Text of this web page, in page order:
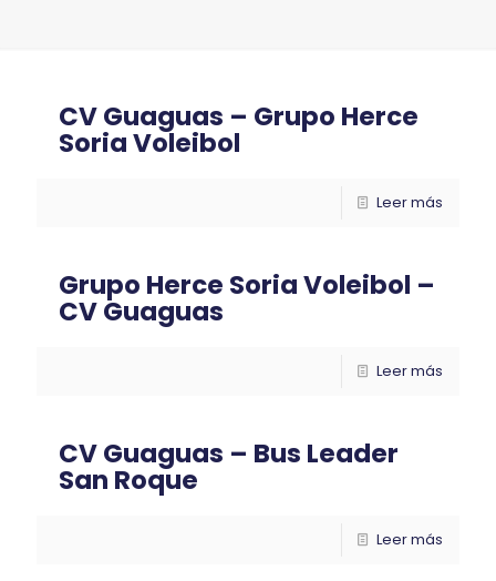
CV Guaguas – Grupo Herce
Soria Voleibol
Leer más
Grupo Herce Soria Voleibol –
CV Guaguas
Leer más
CV Guaguas – Bus Leader
San Roque
Leer más